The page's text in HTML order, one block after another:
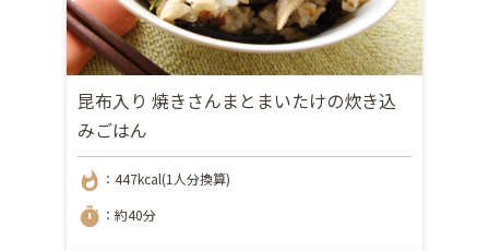
昆布入り 焼きさんまとまいたけの炊き込
みごはん
whatshot ：447kcal(1人分換算)
timer ：約40分